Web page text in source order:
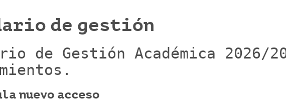
de gestión
de Gestión Académica 2026/
nuevo acceso